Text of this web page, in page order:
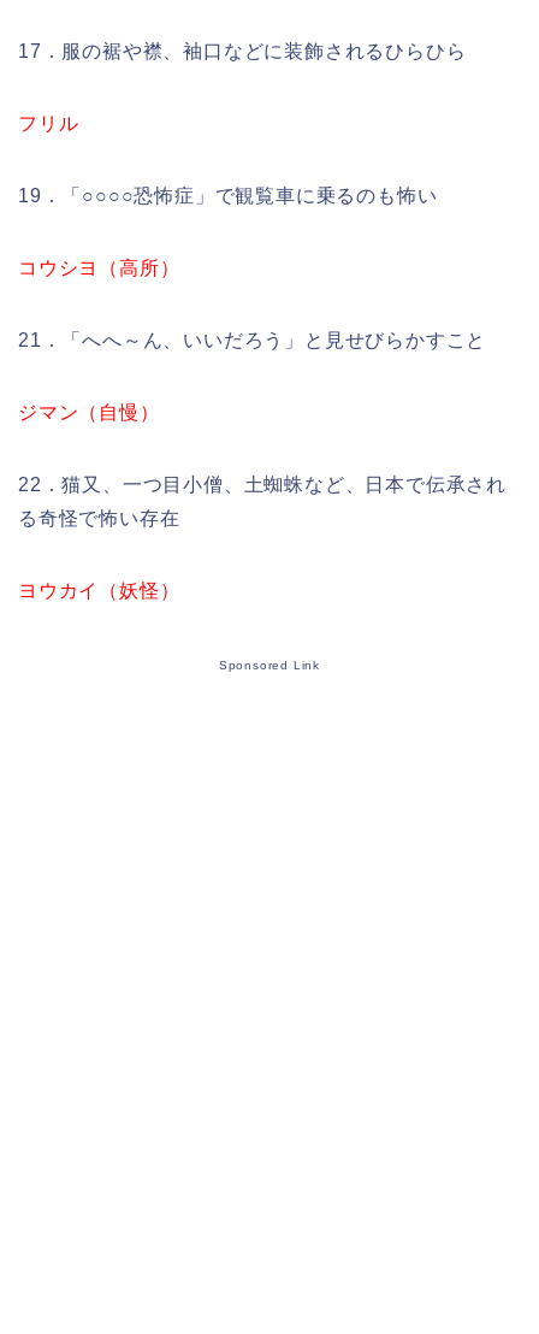
17．服の裾や襟、袖口などに装飾されるひらひら
フリル
19．「○○○○恐怖症」で観覧車に乗るのも怖い
コウシヨ（高所）
21．「へへ～ん、いいだろう」と見せびらかすこと
ジマン（自慢）
22．猫又、一つ目小僧、土蜘蛛など、日本で伝承され
る奇怪で怖い存在
ヨウカイ（妖怪）
Sponsored Link